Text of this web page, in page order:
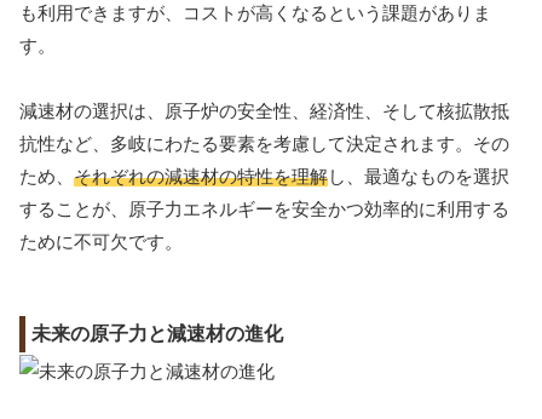
も利用できますが、コストが高くなるという課題がありま
す。
減速材の選択は、原子炉の安全性、経済性、そして核拡散抵
抗性など、多岐にわたる要素を考慮して決定されます。その
ため、 それぞれの減速材の特性を理解し、最適なものを選択
することが、原子力エネルギーを安全かつ効率的に利用する
ために不可欠です。
未来の原子力と減速材の進化